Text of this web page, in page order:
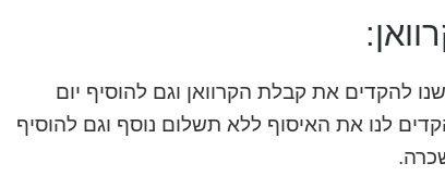
להקדים את קבלת הקרוואן וגם להוסיף יום
לנו את האיסוף ללא תשלום נוסף וגם להוסיף